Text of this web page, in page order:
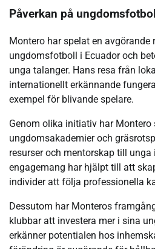
Påverkan på
Montero har spelat en avgörande
ungdomsfotboll i Ecuador och
unga talanger. Hans resa från
internationellt erkännande
exempel för blivande spelare.
Genom olika initiativ har Montero
ungdomsakademier och
resurser och mentorskap till unga
engagemang har hjälpt till att
individer att följa professionella
Dessutom har Monteros
klubbar att investera mer i sina
erkänner potentialen hos